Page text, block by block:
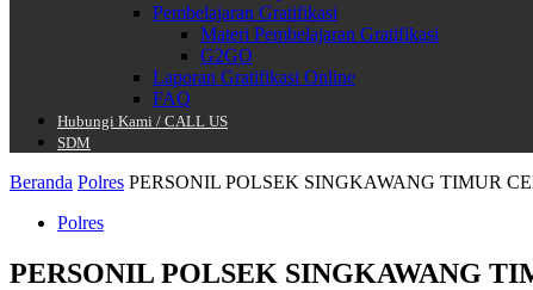
Pembelajaran Gratifikasi
Materi Pembelajaran Gratifikasi
G2GO
Laporan Gratifikasi Online
FAQ
Hubungi Kami / CALL US
SDM
Beranda Polres PERSONIL POLSEK SINGKAWANG TIMUR
Polres
PERSONIL POLSEK SINGKAWANG